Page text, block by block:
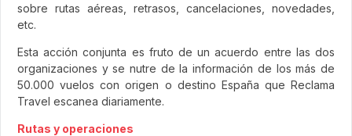
sobre rutas aéreas, retrasos, cancelaciones, novedades,
etc.
Esta acción conjunta es fruto de un acuerdo entre las dos
organizaciones y se nutre de la información de los más de
50.000 vuelos con origen o destino España que Reclama
Travel escanea diariamente.
Rutas y operaciones